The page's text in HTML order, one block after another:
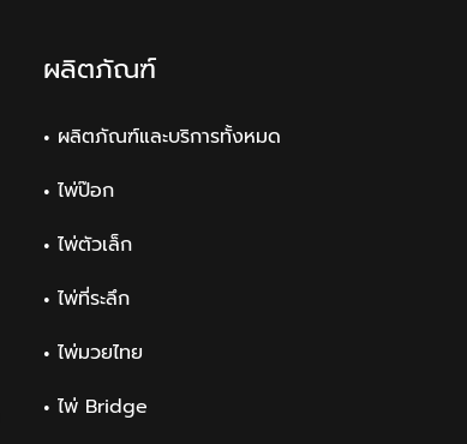
ผลิตภัณฑ์
ผลิตภัณฑ์และบริการทั้งหมด
ไพ่ป๊อก
ไพ่ตัวเล็ก
ไพ่ที่ระลึก
ไพ่มวยไทย
ไพ่ Bridge